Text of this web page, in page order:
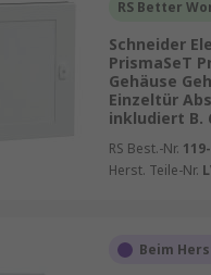
und die
oder Staub in das
Sie
Geräte
RS Better
Schneider
PrismaSeT
Gehäuse
Einzeltür
inkludiert B.
RS Best.-Nr.
Herst. Teile-Nr.
Beim